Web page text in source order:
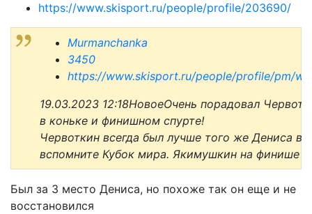
https://www.skisport.ru/people/profile/203690/
Murmanchanka
3450
https://www.skisport.ru/people/profile/pm/
19.03.2023 12:18НовоеОчень порадовал
в коньке и финишном спурте!
Червоткин всегда был лучше того же Дениса в
вспомните Кубок мира. Якимушкин на финише
Был за 3 место Дениса, но похоже так он еще и не
восстановился